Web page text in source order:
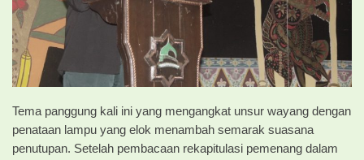
Tema panggung kali ini yang mengangkat unsur wayang dengan
penataan lampu yang elok menambah semarak suasana
penutupan. Setelah pembacaan rekapitulasi pemenang dalam